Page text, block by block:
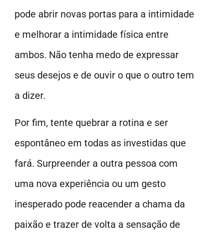
pode abrir novas portas para a intimidade
e melhorar a intimidade física entre
ambos. Não tenha medo de expressar
seus desejos e de ouvir o que o outro tem
a dizer.
Por fim, tente quebrar a rotina e ser
espontâneo em todas as investidas que
fará. Surpreender a outra pessoa com
uma nova experiência ou um gesto
inesperado pode reacender a chama da
paixão e trazer de volta a sensação de